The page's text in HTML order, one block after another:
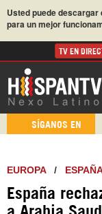
Usted puede descargar
para un mejor
TV EN
SÍGANOS EN
EUROPA/
España
a Arabia